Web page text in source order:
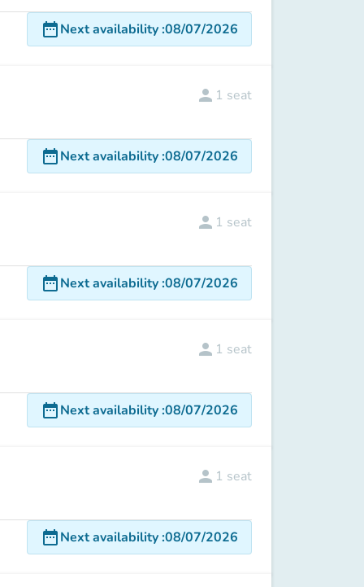
date_rangeNext availability:08/07/2026
person 1 seat
date_rangeNext availability:08/07/2026
person 1 seat
date_rangeNext availability:08/07/2026
person 1 seat
date_rangeNext availability:08/07/2026
person 1 seat
date_rangeNext availability:08/07/2026